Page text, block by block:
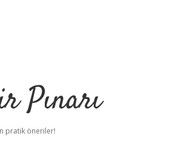
Pınarı
pratik öneriler!